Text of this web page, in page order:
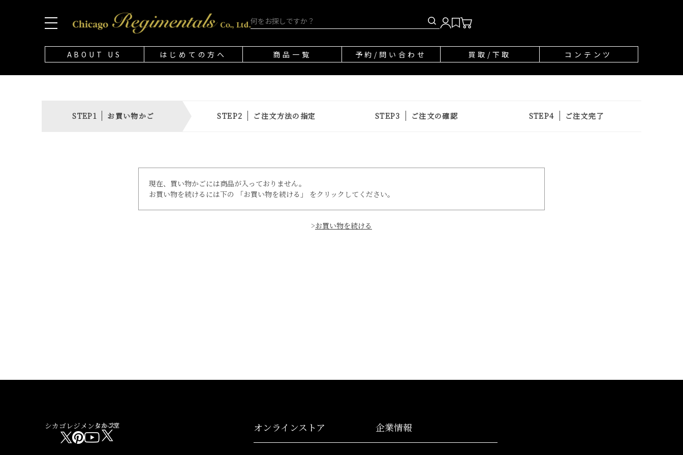
ABOUT US はじめての方へ 商品一覧 予約/問い合わせ 買取/下取 コンテンツ
お買い物かご ご注文方法の指定 ご注文の確認 ご注文完了
現在、買い物かごには商品が入っておりません。
お買い物を続けるには下の 「お買い物を続ける」 をクリックしてください。
>
シカゴレジメンタルス
しかご堂 オンラインストア 企業情報